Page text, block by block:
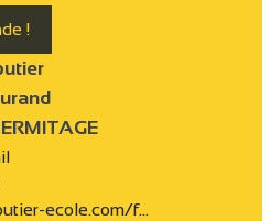
!
ecole.com/f…